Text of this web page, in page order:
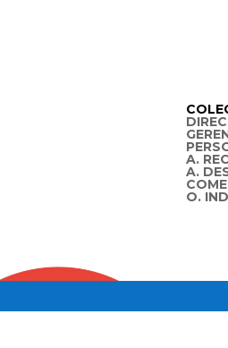
A.
A.
O.